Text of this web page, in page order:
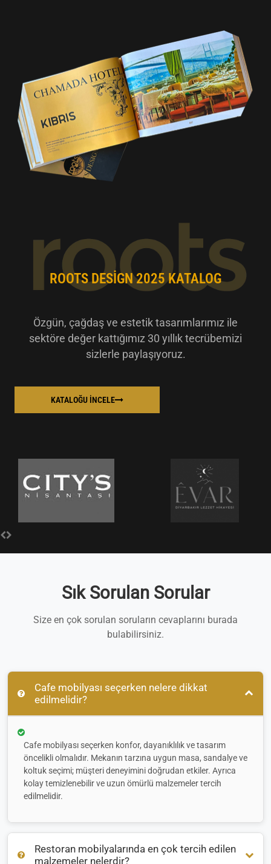
ROOTS DESIGN 2025 KATALOG
Özgün, çağdaş ve estetik tasarımlarımız ile
sektöre değer kattığımız 30 yıllık tecrübemizi
sizlerle paylaşıyoruz.
KATALOĞU İNCELE
Sık Sorulan Sorular
Size en çok sorulan soruların cevaplarını burada
bulabilirsiniz.
Cafe mobilyası seçerken nelere dikkat
edilmelidir?
Cafe mobilyası seçerken konfor, dayanıklılık ve tasarım
öncelikli olmalıdır. Mekanın tarzına uygun masa, sandalye ve
koltuk seçimi; müşteri deneyimini doğrudan etkiler. Ayrıca
kolay temizlenebilir ve uzun ömürlü malzemeler tercih
edilmelidir.
Restoran mobilyalarında en çok tercih edilen
malzemeler nelerdir?